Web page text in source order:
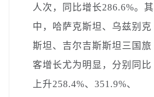
人次，同比增长286.6%。其
中，哈萨克斯坦、乌兹别克
斯坦、吉尔吉斯斯坦三国旅
客增长尤为明显，分别同比
上升258.4%、351.9%、